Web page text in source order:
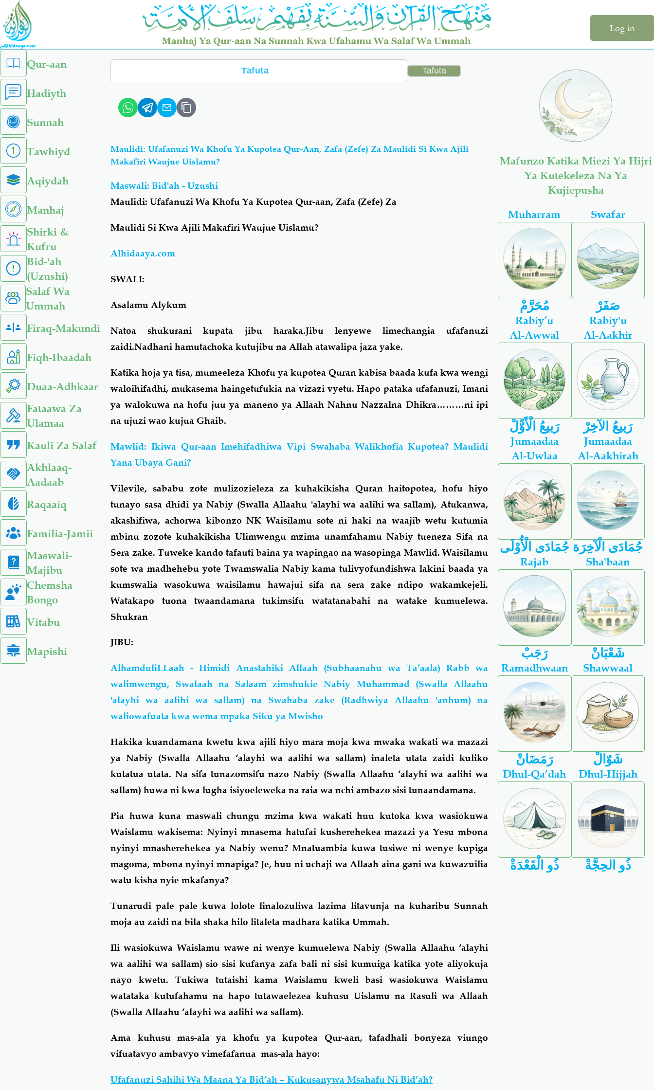
Skip
main
content
Log in
left
sidebar
menu
Qur-aan
Hadiyth
Sunnah
Tawhiyd
Aqiydah
Manhaj
Shirki &
Kufru
Bid-'ah
(Uzushi)
Salaf Wa
Ummah
Firaq-Makundi
Fiqh-Ibaadah
Duaa-Adhkaar
Fataawa Za
Ulamaa
Kauli Za Salaf
Akhlaaq-
Aadaab
Raqaaiq
Familia-Jamii
Maswali-
Majibu
Chemsha
Bongo
Vitabu
Mapishi
Search
Maulidi: Ufafanuzi Wa Khofu Ya Kupotea Qur-Aan, Zafa (Zefe) Za Maulidi Si Kwa Ajili
Makafiri Waujue Uislamu?
Maswali: Bid'ah - Uzushi
Maulidi: Ufafanuzi Wa Khofu Ya Kupotea Qur-aan, Zafa (Zefe) Za
Maulidi Si Kwa Ajili Makafiri Waujue Uislamu?
Alhidaaya.com
SWALI:
Asalamu Alykum
Natoa shukurani kupata jibu haraka.Jibu lenyewe limechangia ufafanuzi
zaidi.Nadhani hamutachoka kutujibu na Allah atawalipa jaza yake.
Katika hoja ya tisa, mumeeleza Khofu ya kupotea Quran kabisa baada kufa kwa wengi
waloihifadhi, mukasema haingetufukia na vizazi vyetu. Hapo pataka ufafanuzi, Imani
ya walokuwa na hofu juu ya maneno ya Allaah Nahnu Nazzalna Dhikra………ni ipi
na ujuzi wao kujua Ghaib.
Mawlid: Ikiwa Qur-aan Imehifadhiwa Vipi Swahaba Walikhofia Kupotea? Maulidi
Yana Ubaya Gani?
Vilevile, sababu zote mulizozieleza za kuhakikisha Quran haitopotea, hofu hiyo
tunayo sasa dhidi ya Nabiy (Swalla Allaahu 'alayhi wa aalihi wa sallam), Atukanwa,
akashifiwa, achorwa kibonzo NK Waisilamu sote ni haki na waajib wetu kutumia
mbinu zozote kuhakikisha Ulimwengu mzima unamfahamu Nabiy tueneza Sifa na
Sera zake. Tuweke kando tafauti baina ya wapingao na wasopinga Mawlid. Waisilamu
sote wa madhehebu yote Twamswalia Nabiy kama tulivyofundishwa lakini baada ya
kumswalia wasokuwa waisilamu hawajui sifa na sera zake ndipo wakamkejeli.
Watakapo tuona twaandamana tukimsifu watatanabahi na watake kumuelewa.
Shukran
JIBU:
AlhamduliLLaah - Himidi Anastahiki Allaah (Subhaanahu wa Ta’aala) Rabb wa
walimwengu, Swalaah na Salaam zimshukie Nabiy Muhammad (Swalla Allaahu
'alayhi wa aalihi wa sallam) na Swahaba zake (Radhwiya Allaahu 'anhum) na
waliowafuata kwa wema mpaka Siku ya Mwisho
Hakika kuandamana kwetu kwa ajili hiyo mara moja kwa mwaka wakati wa mazazi
ya Nabiy (Swalla Allaahu ‘alayhi wa aalihi wa sallam) inaleta utata zaidi kuliko
kutatua utata. Na sifa tunazomsifu nazo Nabiy (Swalla Allaahu ‘alayhi wa aalihi wa
sallam) huwa ni kwa lugha isiyoeleweka na raia wa nchi ambazo sisi tunaandamana.
Pia huwa kuna maswali chungu mzima kwa wakati huu kutoka kwa wasiokuwa
Waislamu wakisema: Nyinyi mnasema hatufai kusherehekea mazazi ya Yesu mbona
nyinyi mnasherehekea ya Nabiy wenu? Mnatuambia kuwa tusiwe ni wenye kupiga
magoma, mbona nyinyi mnapiga? Je, huu ni uchaji wa Allaah aina gani wa kuwazuilia
watu kisha nyie mkafanya?
Tunarudi pale pale kuwa lolote linalozuliwa lazima litavunja na kuharibu Sunnah
moja au zaidi na bila shaka hilo litaleta madhara katika Ummah.
Ili wasiokuwa Waislamu wawe ni wenye kumuelewa Nabiy (Swalla Allaahu ‘alayhi
wa aalihi wa sallam) sio sisi kufanya zafa bali ni sisi kumuiga katika yote aliyokuja
nayo kwetu. Tukiwa tutaishi kama Waislamu kweli basi wasiokuwa Waislamu
watataka kutufahamu na hapo tutawaelezea kuhusu Uislamu na Rasuli wa Allaah
(Swalla Allaahu ‘alayhi wa aalihi wa sallam).
Ama kuhusu mas-ala ya khofu ya kupotea Qur-aan, tafadhali bonyeza viungo
vifuatavyo ambavyo vimefafanua mas-ala hayo:
Ufafanuzi Sahihi Wa Maana Ya Bid’ah – Kukusanywa Msahafu Ni Bid’ah?
Mafunzo Katika Miezi Ya Hijri
Ya Kutekeleza Na Ya
Kujiepusha
Muharram
مُحَرَّمْ
Swafar
صَفَرْ
Rabiy’u
Al-Awwal
رَبيعُ الْأَوًّلْ
Rabiy'u
Al-Aakhir
رَبيعُ الآخِرْ
Jumaadaa
Al-Uwlaa
جُمَادَى الْأُوْلَى
Jumaadaa
Al-Aakhirah
جُمَادَى الْآخِرَة
Rajab
رَجَبْ
Sha'baan
شَعْبَانْ
Ramadhwaan
رَمَضَانْ
Shawwaal
شَوّالْ
Dhul-Qa’dah
ذُو الْقَعْدَةْ
Dhul-Hijjah
ذُو الحِجَّةْ